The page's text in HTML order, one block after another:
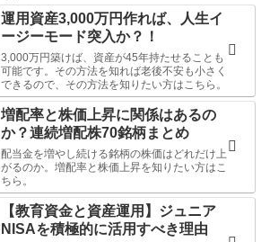
運用資産3,000万円作れば、人生イ
ージーモード突入か？！
3,000万円築けば、資産が45年持たせることも
可能です。その方法を知れば老後不安も小さく
できるので、その方法を知りたい方はこちら。
増配率と株価上昇に関係はあるの
か？連続増配株70銘柄まとめ
配当金を増やし続ける銘柄の株価はどれだけ上
がるのか。増配率と株価上昇を知りたい方はこ
ちら。
【教育資金と資産運用】ジュニア
NISAを積極的に活用すべき理由